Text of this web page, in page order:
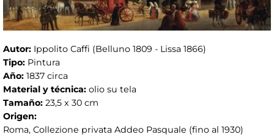
Autor: Ippolito Caffi (Belluno 1809 - Lissa 1866)
Tipo: Pintura
Año: 1837 circa
Material y técnica: olio su tela
Tamaño: 23,5 x 30 cm
Origen:
Roma, Collezione privata Addeo Pasquale (fino al 1930)